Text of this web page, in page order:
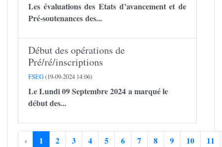
Les évaluations des Etats d’avancement et de
Pré-soutenances des...
Début des opérations de
Pré/ré/inscriptions
FSEG(19-09-2024 14:06)
Le Lundi 09 Septembre 2024 a marqué le
début des...
‹ 1 2 3 4 5 6 7 8 9 10 11